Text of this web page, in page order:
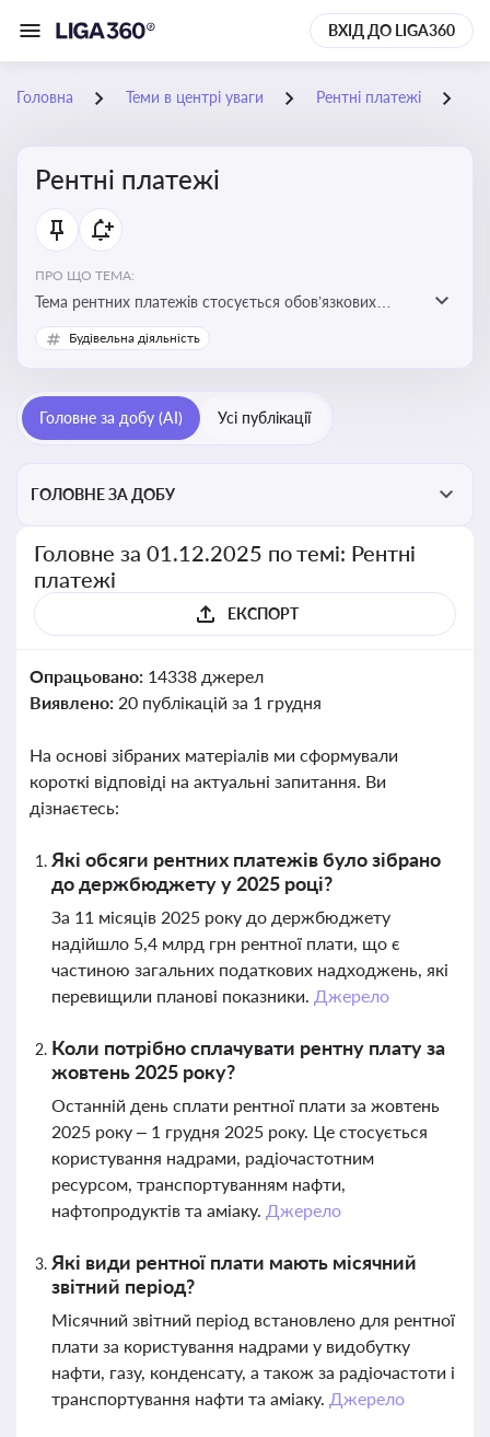
ВХІД ДО LIGA360
Головна Теми в центрі уваги Рентні платежі
Рентні платежі
ПРО ЩО ТЕМА:
Тема рентних платежів стосується обов’язкових
податкових зборів, які сплачуються за користування
природними ресурсами — надрами, водою, лісами
Будівельна діяльність
Головне за добу (AI) Усі публікації
ГОЛОВНЕ ЗА ДОБУ
Головне за 01.12.2025 по темі: Рентні
платежі
ЕКСПОРТ
Опрацьовано: 14338 джерел
Виявлено: 20 публікацій за 1 грудня
На основі зібраних матеріалів ми сформували
короткі відповіді на актуальні запитання. Ви
дізнаєтесь:
Які обсяги рентних платежів було зібрано
до держбюджету у 2025 році?
За 11 місяців 2025 року до держбюджету
надійшло 5,4 млрд грн рентної плати, що є
частиною загальних податкових надходжень, які
перевищили планові показники. Джерело
Коли потрібно сплачувати рентну плату за
жовтень 2025 року?
Останній день сплати рентної плати за жовтень
2025 року – 1 грудня 2025 року. Це стосується
користування надрами, радіочастотним
ресурсом, транспортуванням нафти,
нафтопродуктів та аміаку. Джерело
Які види рентної плати мають місячний
звітний період?
Місячний звітний період встановлено для рентної
плати за користування надрами у видобутку
нафти, газу, конденсату, а також за радіочастоти і
транспортування нафти та аміаку. Джерело